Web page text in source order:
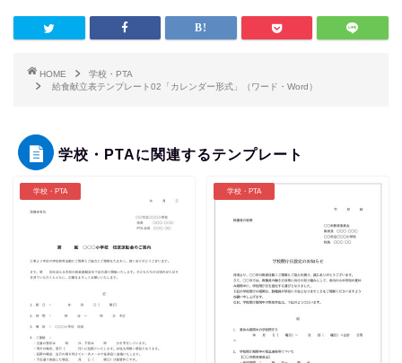
HOME
学校・PTA
給食献立表テンプレート02「カレンダー形式」（ワード・Word）
学校・PTAに関連するテンプレート
学校・PTA 学校・PTA